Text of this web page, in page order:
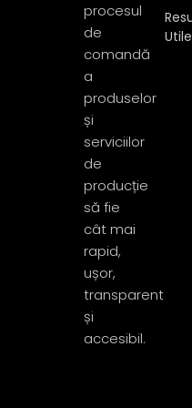
procesul
de
comandă
a
produselor
și
serviciilor
de
producție
să fie
cât mai
rapid,
ușor,
transparent
și
accesibil.
Utile